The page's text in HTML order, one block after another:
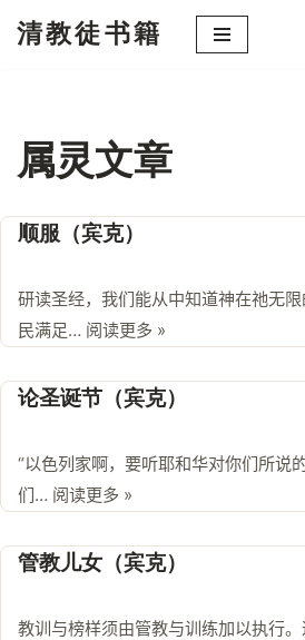
文
清教徒书籍
属灵文章
顺服（宾克）
研读圣经，我们能从中知道神在祂无
民满足… 阅读更多 »
论圣诞节（宾克）
“以色列家啊，要听耶和华对你们所说
们… 阅读更多 »
管教儿女（宾克）
教训与榜样须由管教与训练加以执行